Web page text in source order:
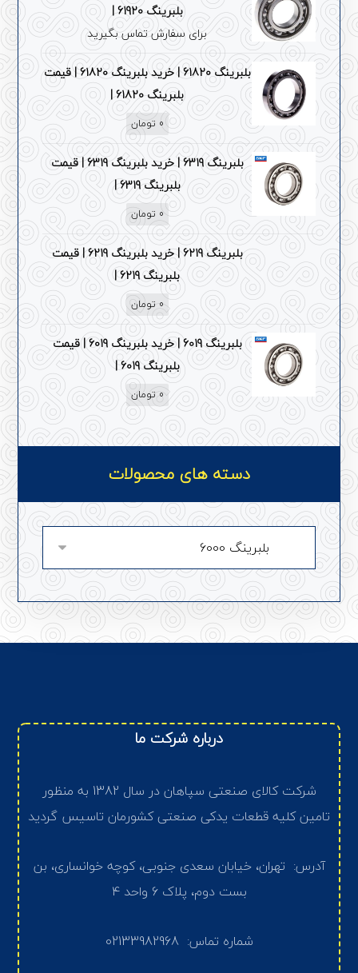
بلبرینگ 61920 |
برای سفارش تماس بگیرید
بلبرینگ 61820 | خرید بلبرینگ 61820 | قیمت
بلبرینگ 61820 |
0 تومان
بلبرینگ 6319 | خرید بلبرینگ 6319 | قیمت
بلبرینگ 6319 |
0 تومان
بلبرینگ 6219 | خرید بلبرینگ 6219 | قیمت
بلبرینگ 6219 |
0 تومان
بلبرینگ 6019 | خرید بلبرینگ 6019 | قیمت
بلبرینگ 6019 |
0 تومان
دسته های محصولات
درباره شرکت ما
شرکت کالای صنعتی سپاهان در سال 1382 به منظور
تامین کلیه قطعات یدکی صنعتی کشورمان تاسیس گردید
آدرس: تهران، خیابان سعدی جنوبی، کوچه خوانساری، بن
بست دوم، پلاک 6 واحد 4
شماره تماس: 02133982968